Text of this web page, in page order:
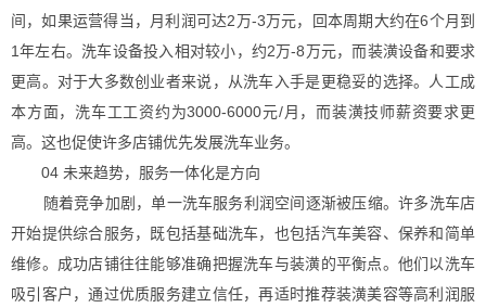
间，如果运营得当，月利润可达2万-3万元，回本周期大约在6个月到
1年左右。洗车设备投入相对较小，约2万-8万元，而装潢设备和要求
更高。对于大多数创业者来说，从洗车入手是更稳妥的选择。人工成
本方面，洗车工工资约为3000-6000元/月，而装潢技师薪资要求更
高。这也促使许多店铺优先发展洗车业务。
04 未来趋势，服务一体化是方向
随着竞争加剧，单一洗车服务利润空间逐渐被压缩。许多洗车店
开始提供综合服务，既包括基础洗车，也包括汽车美容、保养和简单
维修。成功店铺往往能够准确把握洗车与装潢的平衡点。他们以洗车
吸引客户，通过优质服务建立信任，再适时推荐装潢美容等高利润服